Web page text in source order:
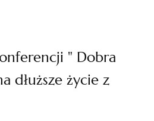
" Dobra
dłuższe życie z